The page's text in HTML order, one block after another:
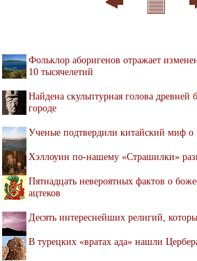
Фольклор аборигенов отражает
10 тысячелетий
Найдена скульптурная голова древней
городе
Ученые подтвердили китайский миф о
Хэллоуин по-нашему «Страшилки»
Пятнадцать невероятных фактов о
ацтеков
Десять интереснейших религий,
В турецких «вратах ада» нашли